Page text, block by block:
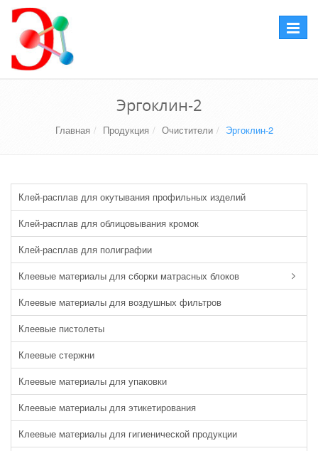
Эргоклин-2
Главная Продукция Очистители Эргоклин-2
Клей-расплав для окутывания профильных изделий
Клей-расплав для облицовывания кромок
Клей-расплав для полиграфии
Клеевые материалы для сборки матрасных блоков
Клеевые материалы для воздушных фильтров
Клеевые пистолеты
Клеевые стержни
Клеевые материалы для упаковки
Клеевые материалы для этикетирования
Клеевые материалы для гигиенической продукции